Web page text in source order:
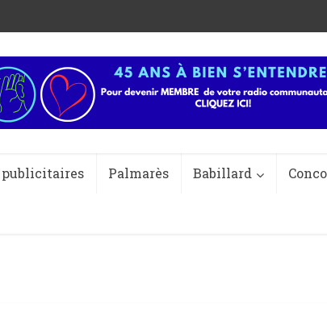
publicitaires Palmarès Babillard